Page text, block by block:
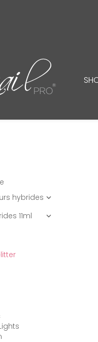
hybrides 
11ml 